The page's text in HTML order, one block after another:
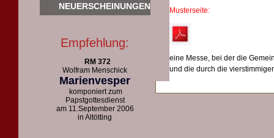
NEUERSCHEINUNGEN
Empfehlung:
RM 372
Wolfram Menschick
Marienvesper
komponiert zum
Papstgottesdienst
am 11.September 2006
in Altötting
Musterseite:
eine Messe, bei der die
und die durch die